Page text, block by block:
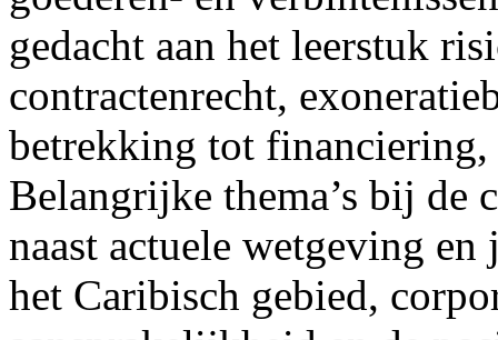
gedacht aan het leerstuk
contractenrecht,
betrekking tot financiering,
Belangrijke thema’s bij de
naast actuele wetgeving
het Caribisch gebied,